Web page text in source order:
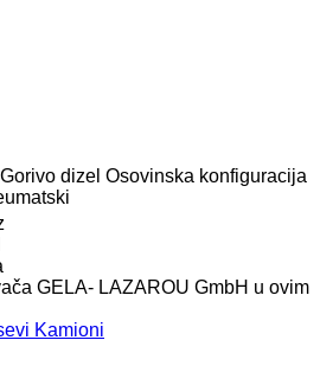
Gorivo dizel Osovinska konfiguracija
GELA- LAZAROU GmbH u ovim
Kamioni